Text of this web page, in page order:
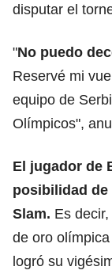
disputar el
"No puedo
Reservé mi
equipo de
Olímpicos",
El jugador de
posibilidad de
Slam. Es
de oro
logró su